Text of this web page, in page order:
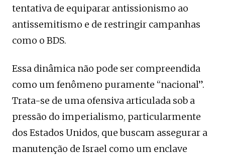
tentativa de equiparar antissionismo ao
antissemitismo e de restringir campanhas
como o BDS.
Essa dinâmica não pode ser compreendida
como um fenômeno puramente “nacional”.
Trata-se de uma ofensiva articulada sob a
pressão do imperialismo, particularmente
dos Estados Unidos, que buscam assegurar a
manutenção de Israel como um enclave